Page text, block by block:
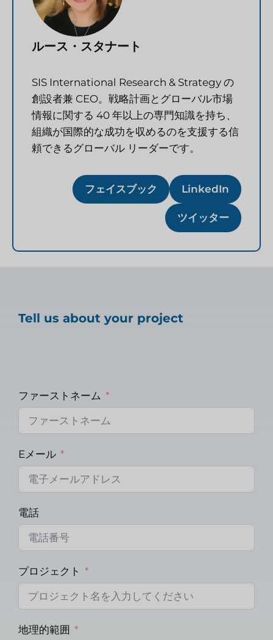
ルース・スタナート
SIS International Research & Strategy の
創設者兼 CEO。戦略計画とグローバル市場
情報に関する 40 年以上の専門知識を持ち、
組織が国際的な成功を収めるのを支援する信
頼できるグローバル リーダーです。
フェイスブック LinkedIn
ツイッター
Tell us about your project
ファーストネーム
Eメール
電話
プロジェクト
地理的範囲